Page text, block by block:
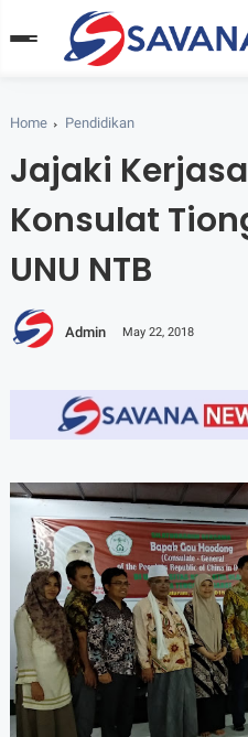
Home Pendidikan
Jajaki
Konsulat
UNU NTB
Admin May 22, 2018